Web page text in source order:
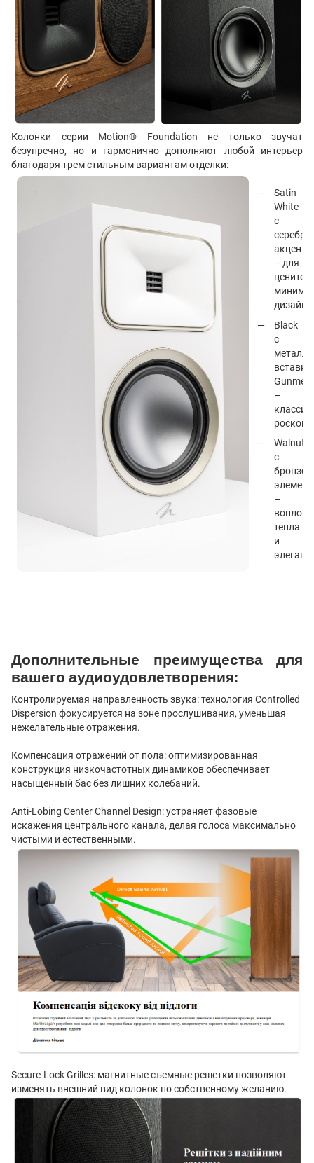
Колонки серии Motion® Foundation не только звучат
безупречно, но и гармонично дополняют любой интерьер
благодаря трем стильным вариантам отделки:
Satin
White
с
– для
дизайна;
Black
с
–
Walnut
с
–
тепла
и
Дополнительные преимущества для
вашего аудиоудовлетворения:
Контролируемая направленность звука: технология Controlled
Dispersion фокусируется на зоне прослушивания, уменьшая
нежелательные отражения.
Компенсация отражений от пола: оптимизированная
конструкция низкочастотных динамиков обеспечивает
насыщенный бас без лишних колебаний.
Anti-Lobing Center Channel Design: устраняет фазовые
искажения центрального канала, делая голоса максимально
чистыми и естественными.
Secure-Lock Grilles: магнитные съемные решетки позволяют
изменять внешний вид колонок по собственному желанию.